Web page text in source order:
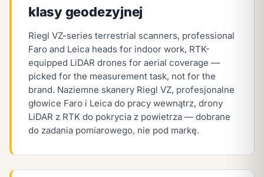
klasy geodezyjnej
Riegl VZ-series terrestrial scanners, professional
Faro and Leica heads for indoor work, RTK-
equipped LiDAR drones for aerial coverage —
picked for the measurement task, not for the
brand. Naziemne skanery Riegl VZ, profesjonalne
głowice Faro i Leica do pracy wewnątrz, drony
LiDAR z RTK do pokrycia z powietrza — dobrane
do zadania pomiarowego, nie pod markę.